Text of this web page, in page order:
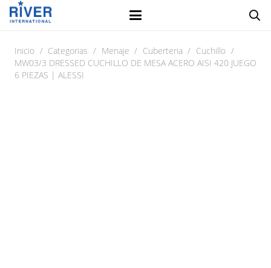
Inicio / Categorias / Menaje / Cuberteria / Cuchillo /
MW03/3 DRESSED CUCHILLO DE MESA ACERO AISI 420 JUEGO
6 PIEZAS | ALESSI